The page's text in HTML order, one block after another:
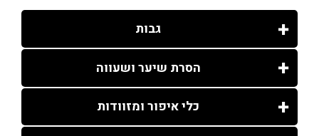
גבות
הסרת שיער ושעווה
כלי איפור ומזוודות